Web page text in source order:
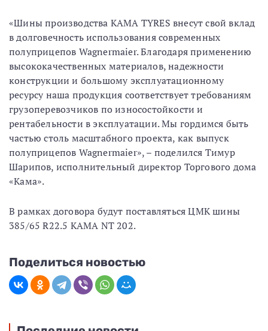
«Шины производства KAMA TYRES внесут свой вклад
в долговечность использования современных
полуприцепов Wagnermaier. Благодаря применению
высококачественных материалов, надежности
конструкции и большому эксплуатационному
ресурсу наша продукция соответствует требованиям
грузоперевозчиков по износостойкости и
рентабельности в эксплуатации. Мы гордимся быть
частью столь масштабного проекта, как выпуск
полуприцепов Wagnermaier», – поделился Тимур
Шарипов, исполнительный директор Торгового дома
«Кама».
В рамках договора будут поставляться ЦМК шины
385/65 R22.5 КАМА NT 202.
Поделиться новостью